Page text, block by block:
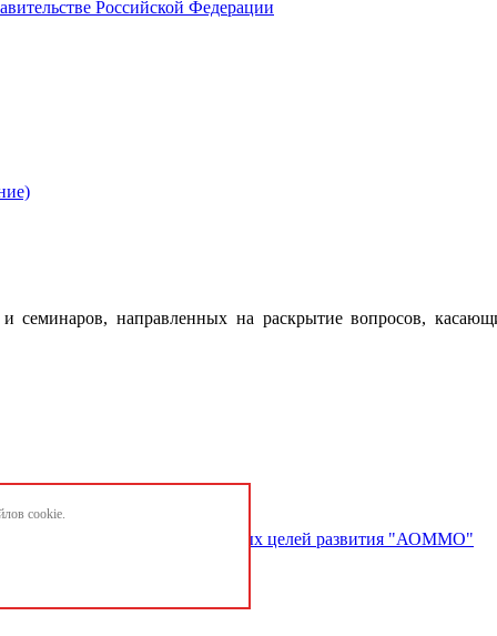
Российской Федерации
направленных на раскрытие вопросов,
и достижению национальных целей развития "АОММО"
cookie.